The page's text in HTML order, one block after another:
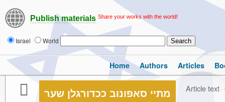
Publish materials Share your works with the world!
Israel World
Home Authors Articles
מתיי סאפונוב ככדורגלן שער Article text·